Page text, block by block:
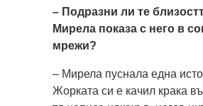
– Подразни ли те
Мирела показа с него в
мрежи?
– Мирела пуснала една
Жорката си е качил крака